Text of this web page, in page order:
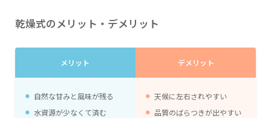
乾燥式のメリット・デメリット
メリット デメリット
自然な甘みと風味が残る
水資源が少なくて済む
天候に左右されやすい
品質のばらつきが出やすい